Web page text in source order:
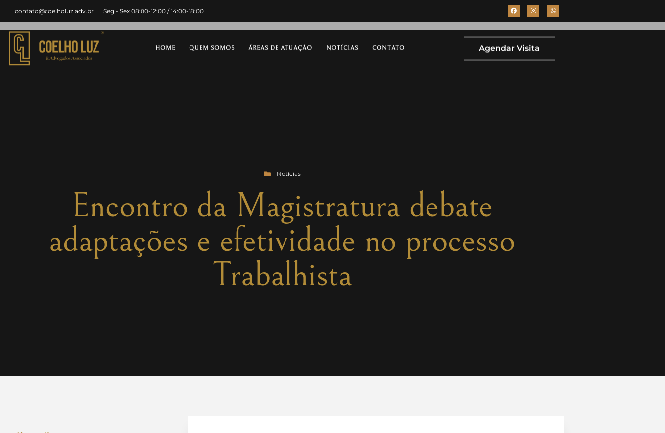
contato@coelholuz.adv.br Seg - Sex 08:00-12:00 / 14:00-18:00
HOME QUEM SOMOS ÁREAS DE ATUAÇÃO NOTÍCIAS CONTATO Agendar Visita
Notícias
Encontro da Magistratura debate
adaptações e efetividade no processo
Trabalhista